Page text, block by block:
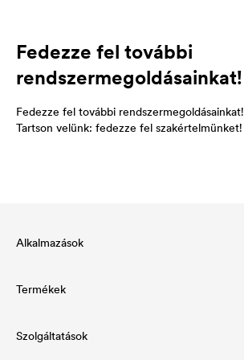
Fedezze fel további
rendszermegoldásainkat!
Fedezze fel további rendszermegoldásainkat!
Tartson velünk: fedezze fel szakértelmünket!
Alkalmazások
Magastető-védelem
Homlokzatvédelem
Termékek
Alátétfóliák
Szolgáltatások